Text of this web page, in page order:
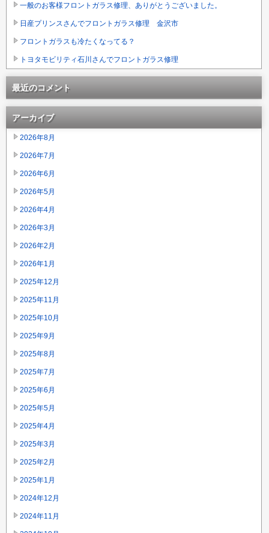
一般のお客様フロントガラス修理、ありがとうございました。
日産プリンスさんでフロントガラス修理 金沢市
フロントガラスも冷たくなってる？
トヨタモビリティ石川さんでフロントガラス修理
最近のコメント
アーカイブ
2026年8月
2026年7月
2026年6月
2026年5月
2026年4月
2026年3月
2026年2月
2026年1月
2025年12月
2025年11月
2025年10月
2025年9月
2025年8月
2025年7月
2025年6月
2025年5月
2025年4月
2025年3月
2025年2月
2025年1月
2024年12月
2024年11月